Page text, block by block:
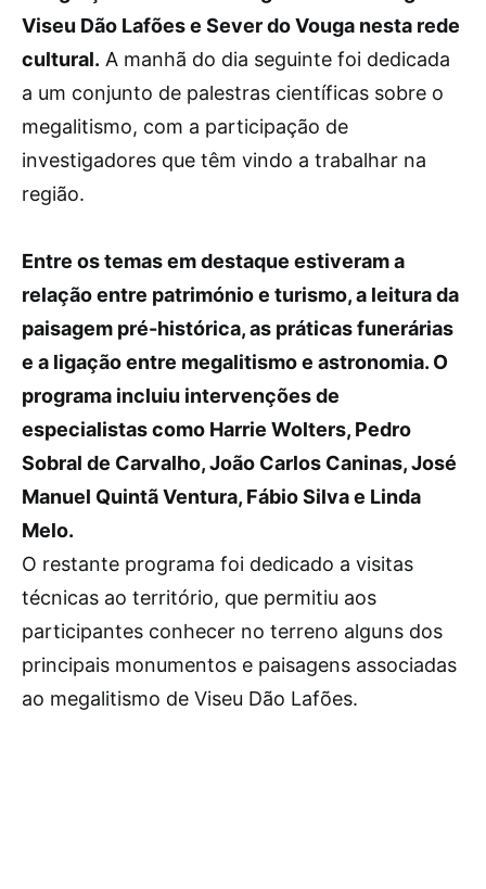
Viseu Dão Lafões e Sever do Vouga nesta rede
cultural. A manhã do dia seguinte foi dedicada
a um conjunto de palestras científicas sobre o
megalitismo, com a participação de
investigadores que têm vindo a trabalhar na
região.
Entre os temas em destaque estiveram a
relação entre património e turismo, a leitura da
paisagem pré-histórica, as práticas funerárias
e a ligação entre megalitismo e astronomia. O
programa incluiu intervenções de
especialistas como Harrie Wolters, Pedro
Sobral de Carvalho, João Carlos Caninas, José
Manuel Quintã Ventura, Fábio Silva e Linda
Melo.
O restante programa foi dedicado a visitas
técnicas ao território, que permitiu aos
participantes conhecer no terreno alguns dos
principais monumentos e paisagens associadas
ao megalitismo de Viseu Dão Lafões.